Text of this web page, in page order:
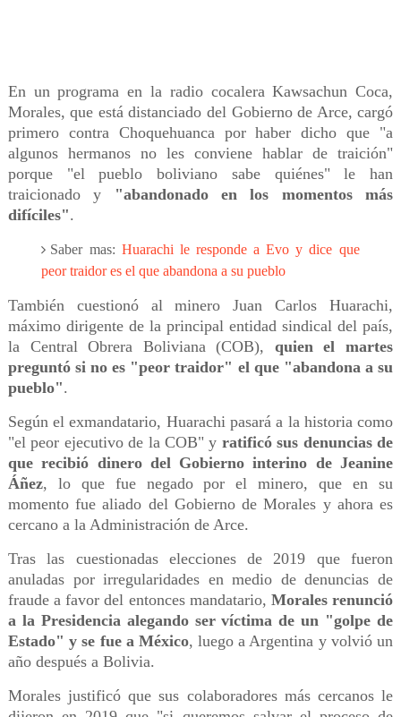
En un programa en la radio cocalera Kawsachun Coca,
Morales, que está distanciado del Gobierno de Arce, cargó
primero contra Choquehuanca por haber dicho que "a
algunos hermanos no les conviene hablar de traición"
porque "el pueblo boliviano sabe quiénes" le han
traicionado y
"abandonado en los momentos más
difíciles".
Saber mas: Huarachi le responde a Evo y dice que
peor traidor es el que abandona a su pueblo
También cuestionó al minero Juan Carlos Huarachi,
máximo dirigente de la principal entidad sindical del país,
la Central Obrera Boliviana (COB), quien el martes
preguntó si no es "peor traidor" el que "abandona a su
pueblo".
Según el exmandatario, Huarachi pasará a la historia como
"el peor ejecutivo de la COB" y ratificó sus denuncias de
que recibió dinero del Gobierno interino de Jeanine
Áñez, lo que fue negado por el minero, que en su
momento fue aliado del Gobierno de Morales y ahora es
cercano a la Administración de Arce.
Tras las cuestionadas elecciones de 2019 que fueron
anuladas por irregularidades en medio de denuncias de
fraude a favor del entonces mandatario, Morales renunció
a la Presidencia alegando ser víctima de un "golpe de
Estado" y se fue a México, luego a Argentina y volvió un
año después a Bolivia.
Morales justificó que sus colaboradores más cercanos le